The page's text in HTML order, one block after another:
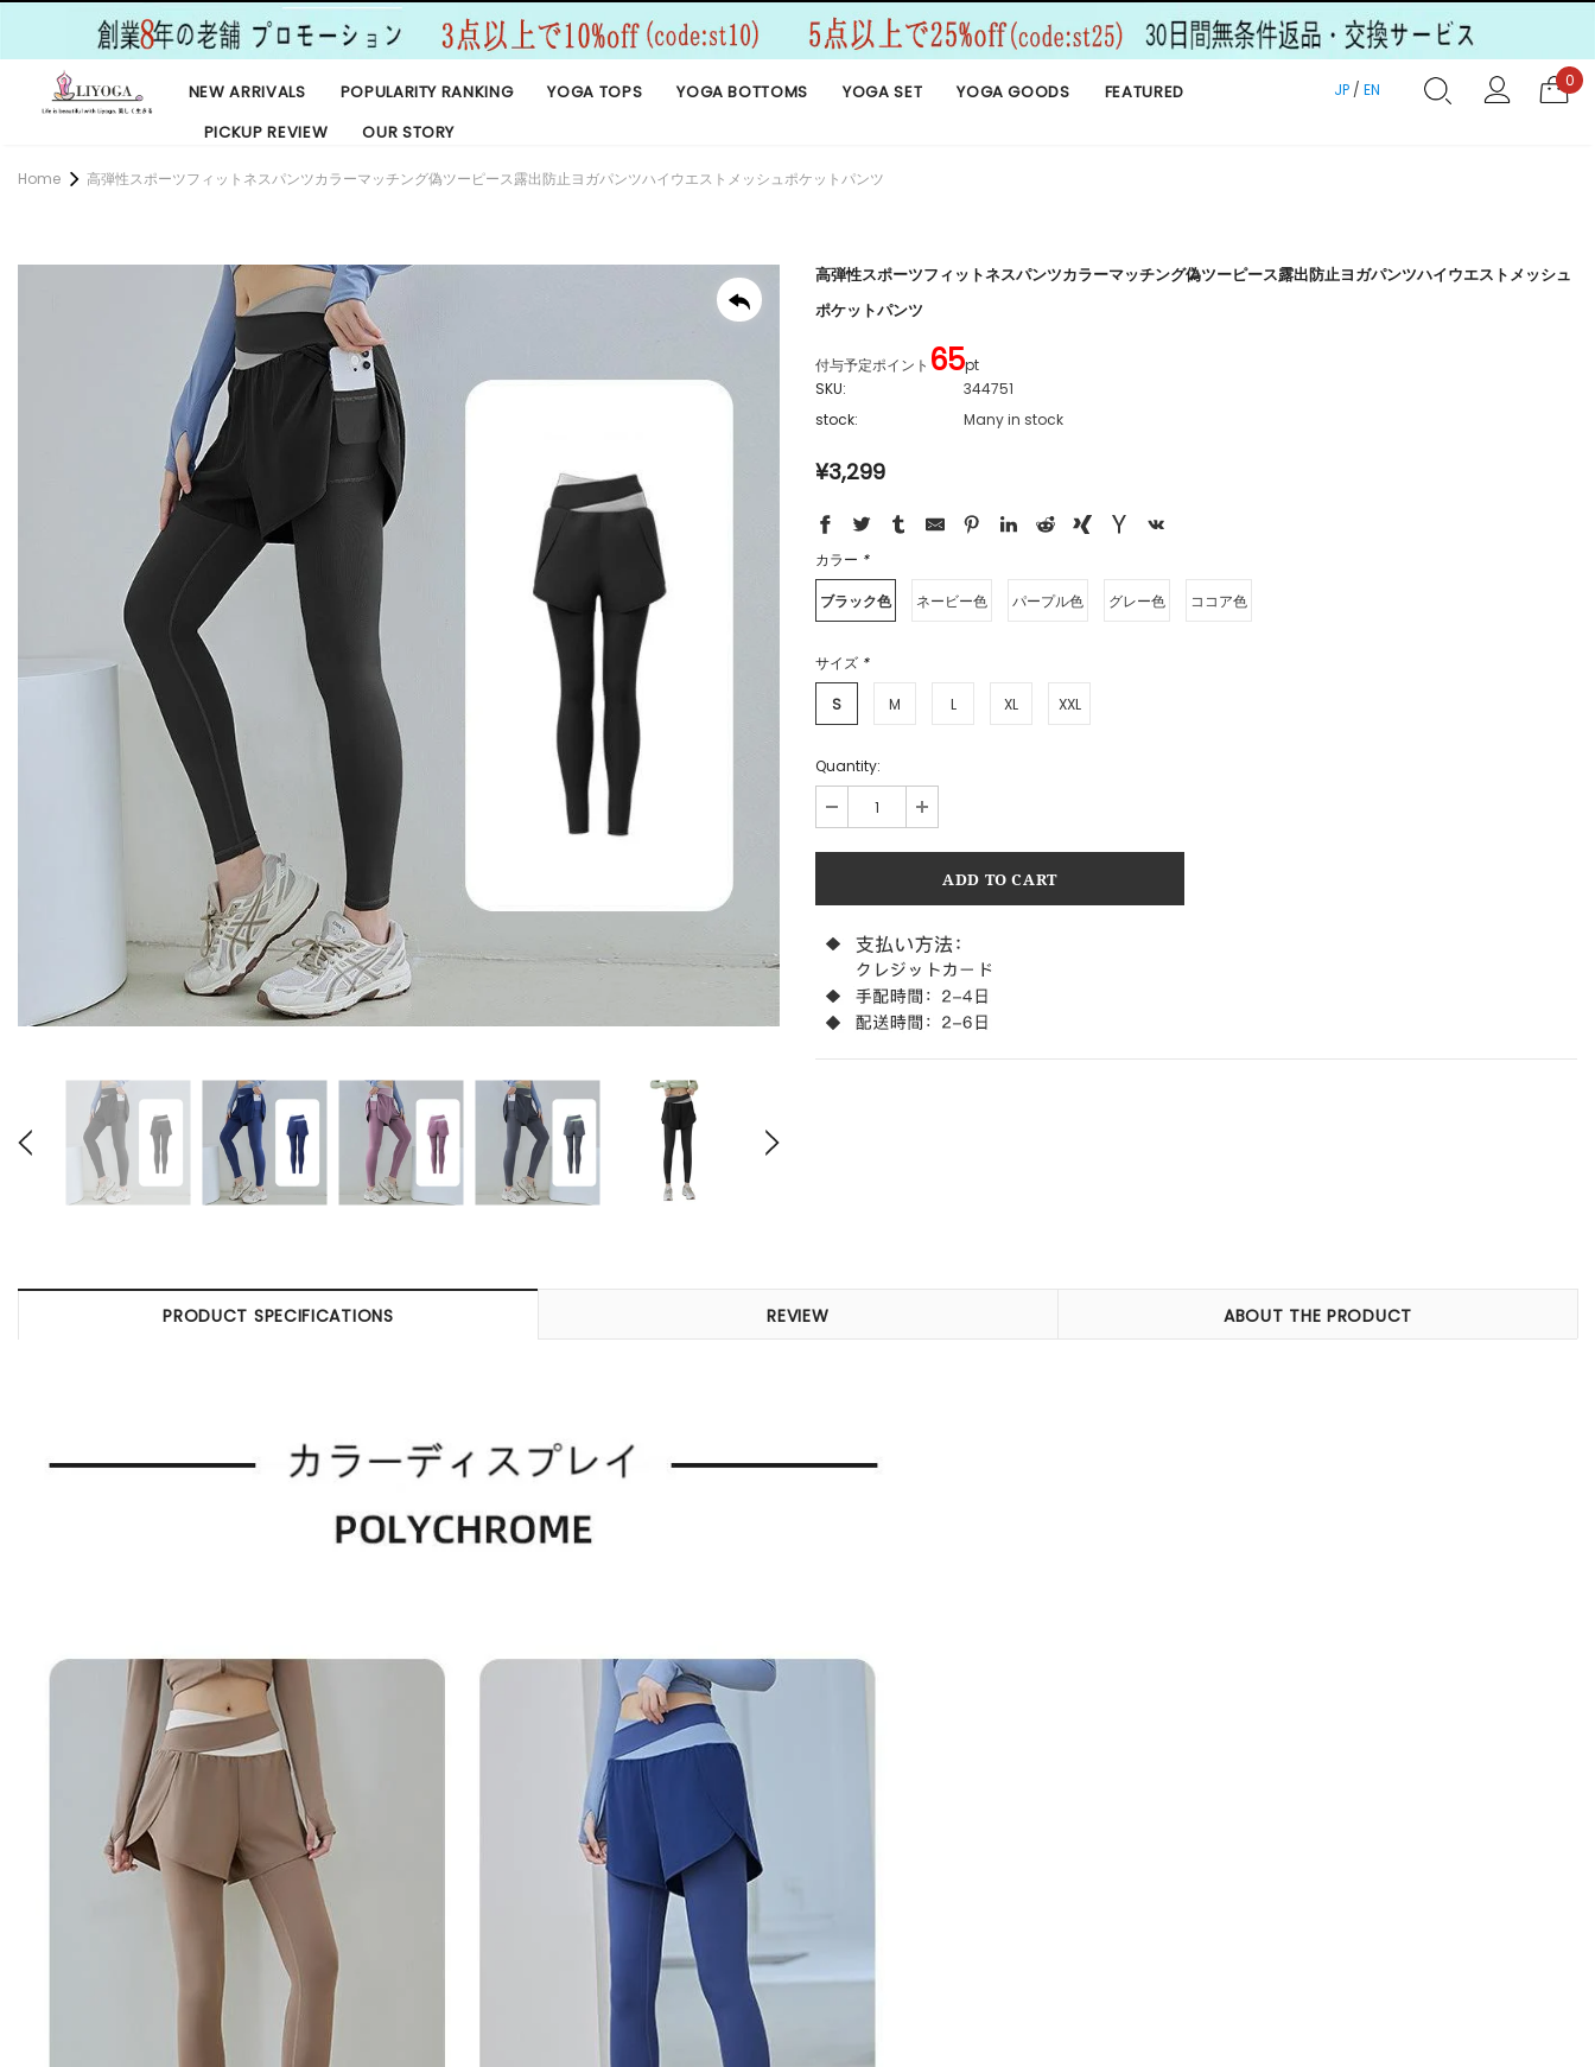
NEW ARRIVALS POPULARITY RANKING YOGA TOPS YOGA BOTTOMS YOGA SET YOGA GOODS
FEATURED
PICKUP REVIEW
OUR STORY
JP/ EN 0
Home 高弾性スポーツフィットネスパンツカラーマッチング偽ツーピース露出防止ヨガパンツハイウエストメッシュポケットパンツ
高弾性スポーツフィットネスパンツカラーマッチング偽ツーピース露出防止ヨガパンツハイウエストメッシュ
ポケットパンツ
付与予定ポイント 65pt
SKU:
344751
stock:
Many in stock
¥3,299
カラー *
ブラック色 ネービー色 パープル色 グレー色 ココア色
サイズ *
S M L XL XXL
Quantity:
PRODUCT SPECIFICATIONS REVIEW ABOUT THE PRODUCT